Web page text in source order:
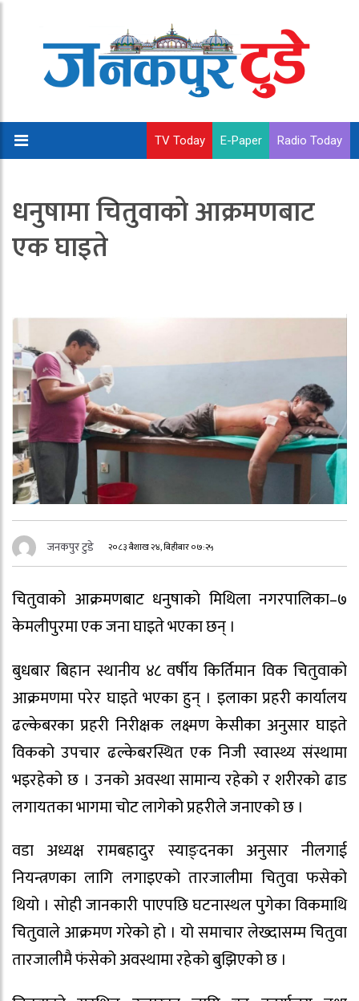
TV Today E-Paper Radio Today
धनुषामा चितुवाको आक्रमणबाट
एक घाइते
जनकपुर टुडे २०८३ बैशाख २४, बिहीबार ०७:२५
चितुवाको आक्रमणबाट धनुषाको मिथिला नगरपालिका–७
केमलीपुरमा एक जना घाइते भएका छन् ।
बुधबार बिहान स्थानीय ४८ वर्षीय किर्तिमान विक चितुवाको
आक्रमणमा परेर घाइते भएका हुन् । इलाका प्रहरी कार्यालय
ढल्केबरका प्रहरी निरीक्षक लक्ष्मण केसीका अनुसार घाइते
विकको उपचार ढल्केबरस्थित एक निजी स्वास्थ्य संस्थामा
भइरहेको छ । उनको अवस्था सामान्य रहेको र शरीरको ढाड
लगायतका भागमा चोट लागेको प्रहरीले जनाएको छ ।
वडा अध्यक्ष रामबहादुर स्याङ्दनका अनुसार नीलगाई
नियन्त्रणका लागि लगाइएको तारजालीमा चितुवा फसेको
थियो । सोही जानकारी पाएपछि घटनास्थल पुगेका विकमाथि
चितुवाले आक्रमण गरेको हो । यो समाचार लेख्दासम्म चितुवा
तारजालीमै फंसेको अवस्थामा रहेको बुझिएको छ ।